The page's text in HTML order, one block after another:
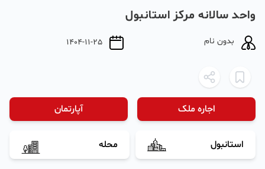
واحد سالانه مرکز استانبول
بدون نام 1404-11-25
اجاره ملک آپارتمان
استانبول محله